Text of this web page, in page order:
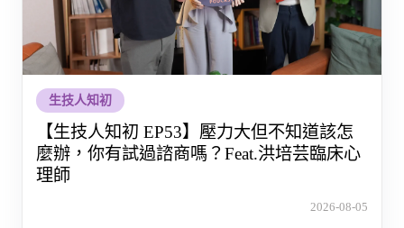
生技人知初
【生技人知初 EP53】壓力大但不知道該怎
麼辦，你有試過諮商嗎？Feat.洪培芸臨床心
理師
2026-08-05